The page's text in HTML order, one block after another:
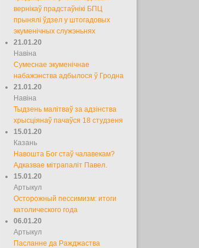
вернікаў прадстаўнікі БПЦ
прынялі ўдзел у штогадовых
экуменічных служэньнях
21.01.20
Навіна
Сумеснае экуменічнае
набажэнства адбылося ў Гродна
21.01.20
Навіна
Тыдзень малітваў за адзінства
хрысціянаў пачаўся 18 студзеня
15.01.20
Казань
Навошта Бог стаў чалавекам?
Адказвае мітрапаліт Павел.
15.01.20
Артыкул
Осторожный пессимизм: итоги
католического года
06.01.20
Артыкул
Пасланне да Ражджаства